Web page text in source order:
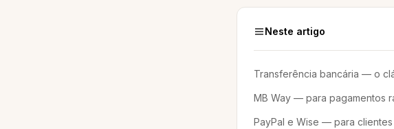
Neste artigo
Transferência bancária — o
MB Way — para pagamentos
PayPal e Wise — para